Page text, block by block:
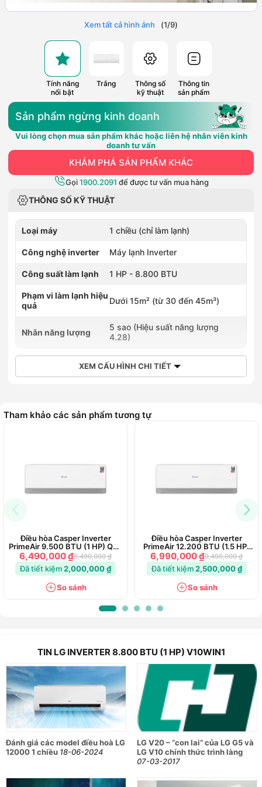
Xem tất cả hình ảnh (1/9)
Tính năng
nổi bật
Trắng
Thông số
kỹ thuật
Thông tin
sản phẩm
Sản phẩm ngừng kinh doanh
Vui lòng chọn mua sản phẩm khác hoặc liên hệ nhân viên kinh
doanh tư vấn
KHÁM PHÁ SẢN PHẨM KHÁC
Gọi1900.2091 để được tư vấn mua hàng
THÔNG SỐ KỸ THUẬT
Loại máy 1 chiều (chỉ làm lạnh)
Công nghệ inverter Máy lạnh Inverter
Công suất làm lạnh 1 HP - 8.800 BTU
Phạm vi làm lạnh hiệu
quả
Dưới 15m² (từ 30 đến 45m³)
Nhãn năng lượng
5 sao (Hiệu suất năng lượng
4.28)
XEM CẤU HÌNH CHI TIẾT
Tham khảo các sản phẩm tương tự
Điều hòa Casper Inverter
PrimeAir 9.500 BTU (1 HP) QC-
09IU36A
6,490,000 ₫8,490,000 ₫
Đã tiết kiệm2,000,000 ₫
So sánh
Điều hòa Casper Inverter
PrimeAir 12.200 BTU (1.5 HP)
QC-12IU36A
6,990,000 ₫9,490,000 ₫
Đã tiết kiệm2,500,000 ₫
So sánh
TIN LG INVERTER 8.800 BTU (1 HP) V10WIN1
Đánh giá các model điều hoà LG
12000 1 chiều 18-06-2024
LG V20 – “con lai” của LG G5 và
LG V10 chính thức trình làng
07-03-2017